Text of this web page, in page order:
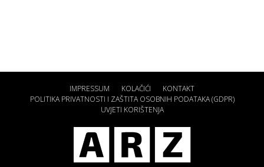
IMPRESSUM KOLAČIĆI
KONTAKT
POLITIKA PRIVATNOSTI I ZAŠTITA OSOBNIH PODATAKA (GDPR)
UVJETI KORIŠTENJA